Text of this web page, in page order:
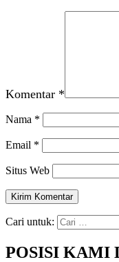
Komentar *
Nama *
Email *
Situs Web
Cari untuk:
POSISI KAMI